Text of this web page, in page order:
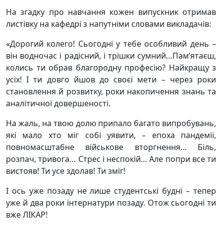
На згадку про навчання кожен випускник отримав
листівку на кафедрі з напутніми словами викладачів:
«Дорогий колего! Сьогодні у тебе особливий день –
він водночас і радісний, і трішки сумний…Пам’ятаєш,
колись ти обрав благородну професію? Найкращу з
усіх! І ти довго йшов до своєї мети – через роки
становлення й розвитку, роки накопичення знань та
аналітичної довершеності.
На жаль, на твою долю припало багато випробувань,
які мало хто міг собі уявити, – епоха пандемії,
повномасштабне військове вторгнення… Біль,
розпач, тривога… Стрес і неспокій… Але попри все ти
вистояв! Ти усе здолав! Ти зміг!
І ось уже позаду не лише студентські будні – тепер
уже й два роки інтернатури позаду. Отож сьогодні ти
вже ЛІКАР!